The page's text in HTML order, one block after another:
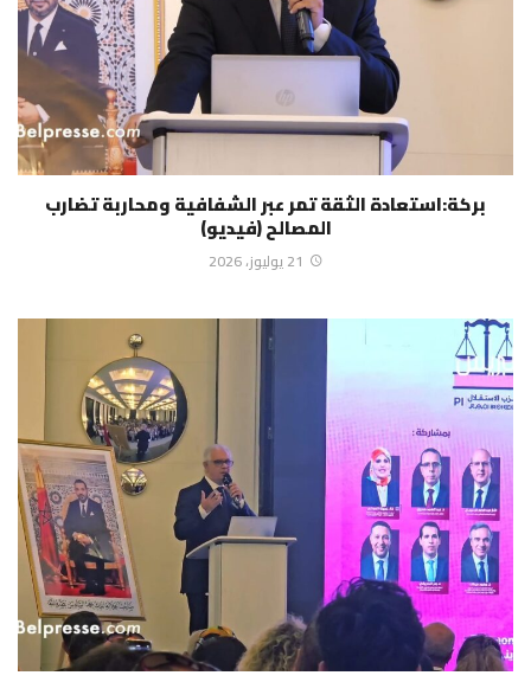
بركة:استعادة الثقة تمر عبر الشفافية ومحاربة تضارب
المصالح (فيديو)
21 يوليوز، 2026